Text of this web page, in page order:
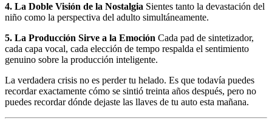
4. La Doble Visión de la Nostalgia Sientes tanto la devastación del
niño como la perspectiva del adulto simultáneamente.
5. La Producción Sirve a la Emoción Cada pad de sintetizador,
cada capa vocal, cada elección de tempo respalda el sentimiento
genuino sobre la producción inteligente.
La verdadera crisis no es perder tu helado. Es que todavía puedes
recordar exactamente cómo se sintió treinta años después, pero no
puedes recordar dónde dejaste las llaves de tu auto esta mañana.